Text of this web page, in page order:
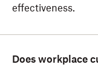
effectiveness.
Does workplace